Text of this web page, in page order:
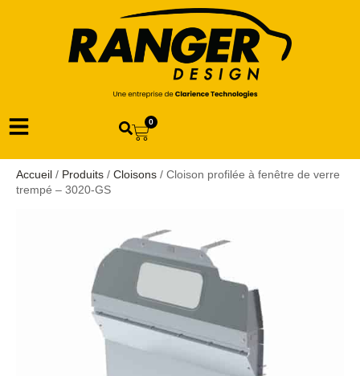
0
Accueil / Produits / Cloisons / Cloison profilée à fenêtre de verre
trempé – 3020-GS